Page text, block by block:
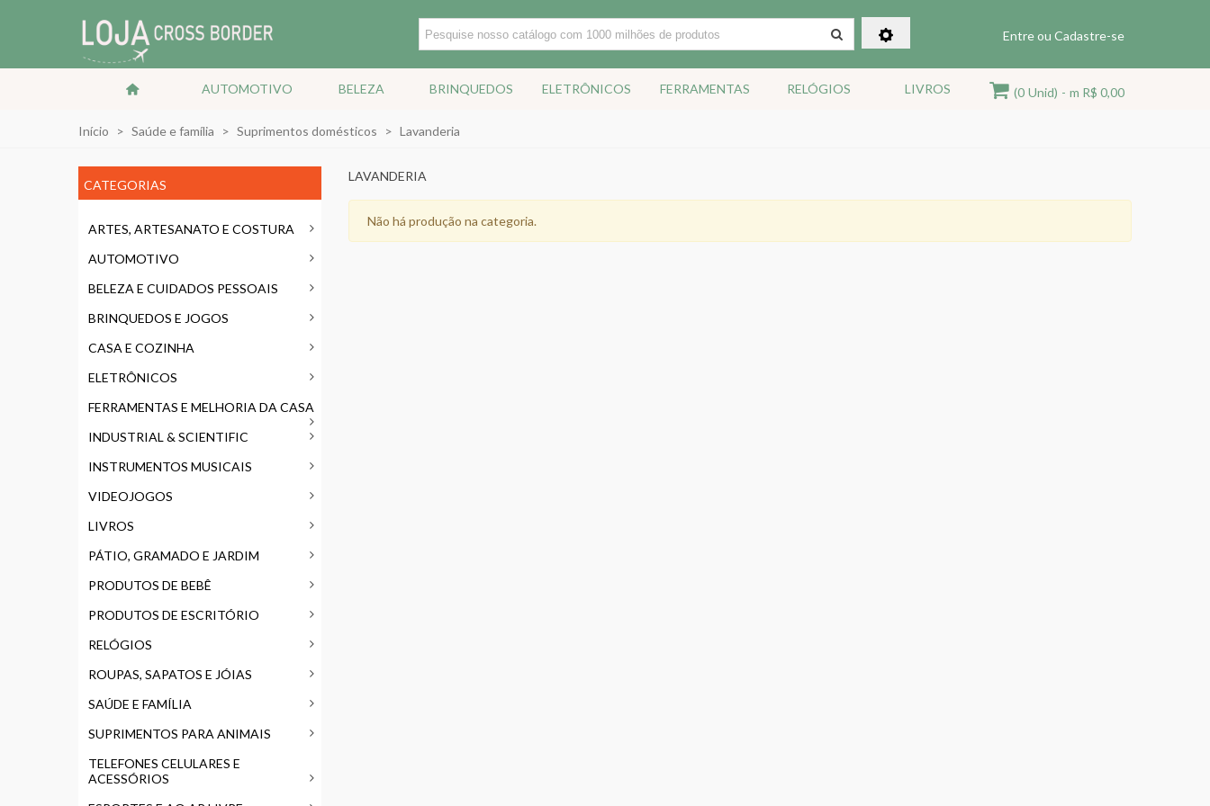
Entre ou Cadastre-se
AUTOMOTIVO BELEZA BRINQUEDOS ELETRÔNICOS FERRAMENTAS RELÓGIOS LIVROS (0 Unid) - m R$ 0,00
Início > Saúde e família > Suprimentos domésticos > Lavanderia
CATEGORIAS
ARTES, ARTESANATO E COSTURA
AUTOMOTIVO
BELEZA E CUIDADOS PESSOAIS
BRINQUEDOS E JOGOS
CASA E COZINHA
ELETRÔNICOS
FERRAMENTAS E MELHORIA DA CASA
INDUSTRIAL & SCIENTIFIC
INSTRUMENTOS MUSICAIS
VIDEOJOGOS
LIVROS
PÁTIO, GRAMADO E JARDIM
PRODUTOS DE BEBÊ
PRODUTOS DE ESCRITÓRIO
RELÓGIOS
ROUPAS, SAPATOS E JÓIAS
SAÚDE E FAMÍLIA
SUPRIMENTOS PARA ANIMAIS
TELEFONES CELULARES E
ACESSÓRIOS
LAVANDERIA
Não há produção na categoria.